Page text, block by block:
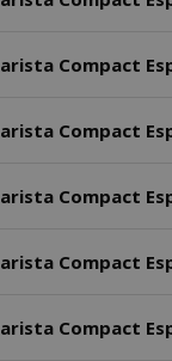
Compact
Compact
Compact
Compact
Compact